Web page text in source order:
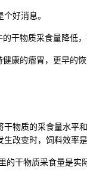
好消息。
物质采食量降低，
康的瘤胃，更早的恢
质的采食量水平
改变时，饲料效率
干物质采食量是实